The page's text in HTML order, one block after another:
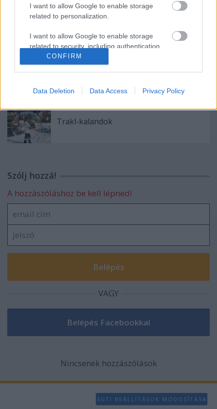
I want to allow Google to enable storage
related to personalization.
I want to allow Google to enable storage
related to security, including authentication
functionality and fraud prevention, and other
user protection.
CONFIRM
Data Deletion Data Access Privacy Policy
Véres verejtékkel
Robinson
Trakl-kalandok
Szólj hozzá!
A hozzászóláshoz be kell lépned!
VAGY
Nincsenek hozzászólások
SÜTI BEÁLLÍTÁSOK MÓDOSÍTÁSA